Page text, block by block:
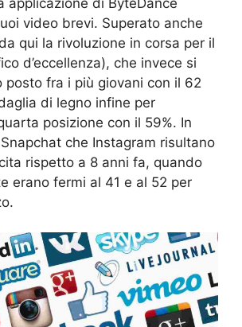
video brevi. Superato anche
qui la rivoluzione in corsa per il
d’eccellenza), che invece si
posto fra i più giovani con il 62
di legno infine per
posizione con il 59%. In
che Instagram risultano
rispetto a 8 anni fa, quando
erano fermi al 41 e al 52 per